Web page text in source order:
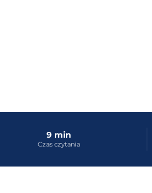
9 min
Czas czytania